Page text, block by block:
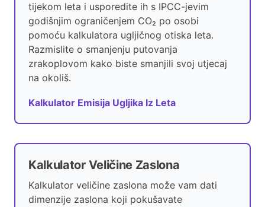
tijekom leta i usporedite ih s IPCC-jevim
godišnjim ograničenjem CO₂ po osobi
pomoću kalkulatora ugljičnog otiska leta.
Razmislite o smanjenju putovanja
zrakoplovom kako biste smanjili svoj utjecaj
na okoliš.
Kalkulator Emisija Ugljika Iz Leta
Kalkulator Veličine Zaslona
Kalkulator veličine zaslona može vam dati
dimenzije zaslona koji pokušavate